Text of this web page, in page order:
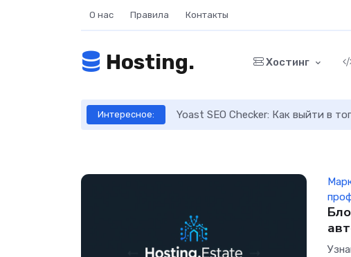
О нас Правила Контакты
Hosting. Хостинг
Интересное: Yoast SEO Checker: Как выйти в